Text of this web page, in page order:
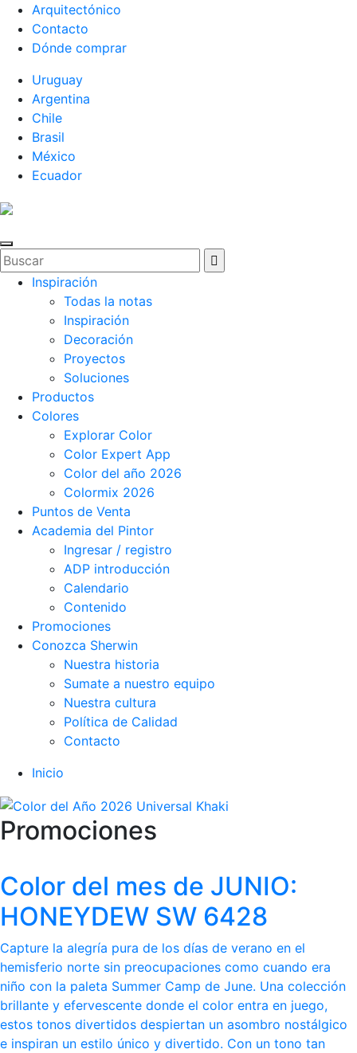
Arquitectónico
Contacto
Dónde comprar
Uruguay
Argentina
Chile
Brasil
México
Ecuador
Inspiración
Todas la notas
Inspiración
Decoración
Proyectos
Soluciones
Productos
Colores
Explorar Color
Color Expert App
Color del año 2026
Colormix 2026
Puntos de Venta
Academia del Pintor
Ingresar / registro
ADP introducción
Calendario
Contenido
Promociones
Conozca Sherwin
Nuestra historia
Sumate a nuestro equipo
Nuestra cultura
Política de Calidad
Contacto
Inicio
Promociones
Color del mes de JUNIO:
HONEYDEW SW 6428
Capture la alegría pura de los días de verano en el
hemisferio norte sin preocupaciones como cuando era
niño con la paleta Summer Camp de June. Una colección
brillante y efervescente donde el color entra en juego,
estos tonos divertidos despiertan un asombro nostálgico
e inspiran un estilo único y divertido. Con un tono tan